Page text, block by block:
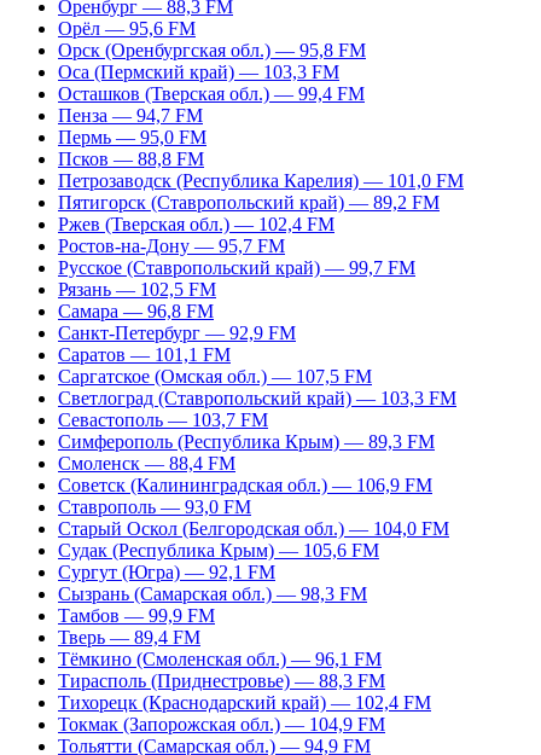
Оренбург — 88,3 FM
Орёл — 95,6 FM
Орск (Оренбургская обл.) — 95,8 FM
Оса (Пермский край) — 103,3 FM
Осташков (Тверская обл.) — 99,4 FM
Пенза — 94,7 FM
Пермь — 95,0 FM
Псков — 88,8 FM
Петрозаводск (Республика Карелия) — 101,0 FM
Пятигорск (Ставропольский край) — 89,2 FM
Ржев (Тверская обл.) — 102,4 FM
Ростов-на-Дону — 95,7 FM
Русское (Ставропольский край) — 99,7 FM
Рязань — 102,5 FM
Самара — 96,8 FM
Санкт-Петербург — 92,9 FM
Саратов — 101,1 FM
Саргатское (Омская обл.) — 107,5 FM
Светлоград (Ставропольский край) — 103,3 FM
Севастополь — 103,7 FM
Симферополь (Республика Крым) — 89,3 FM
Смоленск — 88,4 FM
Советск (Калининградская обл.) — 106,9 FM
Ставрополь — 93,0 FM
Старый Оскол (Белгородская обл.) — 104,0 FM
Судак (Республика Крым) — 105,6 FM
Сургут (Югра) — 92,1 FM
Сызрань (Самарская обл.) — 98,3 FM
Тамбов — 99,9 FM
Тверь — 89,4 FM
Тёмкино (Смоленская обл.) — 96,1 FM
Тирасполь (Приднестровье) — 88,3 FM
Тихорецк (Краснодарский край) — 102,4 FM
Токмак (Запорожская обл.) — 104,9 FM
Тольятти (Самарская обл.) — 94,9 FM